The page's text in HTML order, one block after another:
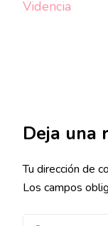
Videncia
Deja una
Tu dirección de
Los campos